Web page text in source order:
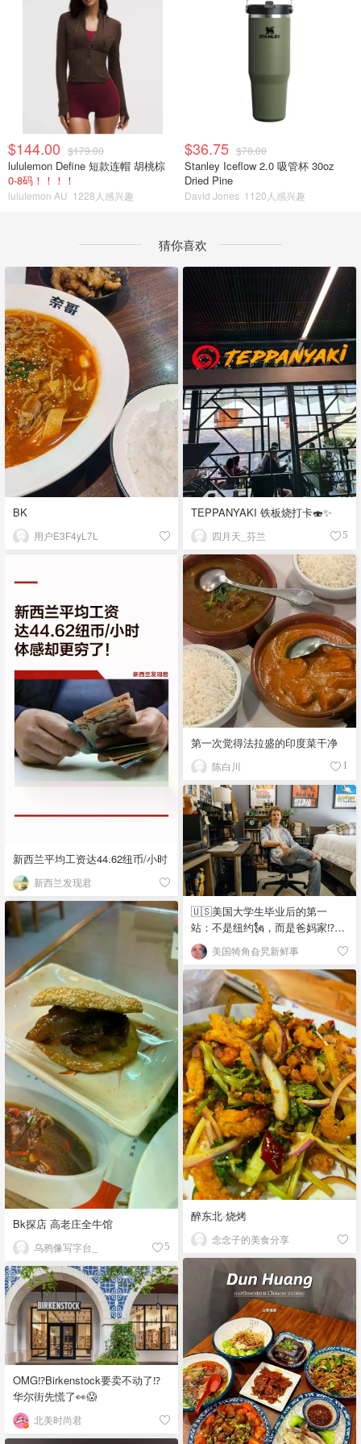
$144.00 $179.00
lululemon Define 短款连帽 胡桃棕
0-8码！！！！
lululemon AU 1228人感兴趣
$36.75 $70.00
Stanley Iceflow 2.0 吸管杯 30oz
Dried Pine
David Jones 1120人感兴趣
猜你喜欢
BK
用户E3F4yL7L
TEPPANYAKI 铁板烧打卡🍣✨
四月天_芬兰 5
新西兰平均工资达44.62纽币/小时
新西兰发现君
第一次觉得法拉盛的印度菜干净
陈白川 1
🇺🇸美国大学生毕业后的第一
站：不是纽约🗽，而是爸妈家⁉️😂
🏠
美国犄角旮旯新鲜事
Bk探店 高老庄全牛馆
乌鸦像写字台_ 5
醉东北·烧烤
念念子的美食分享
OMG⁉️Birkenstock要卖不动了⁉
华尔街先慌了👀😱
北美时尚君